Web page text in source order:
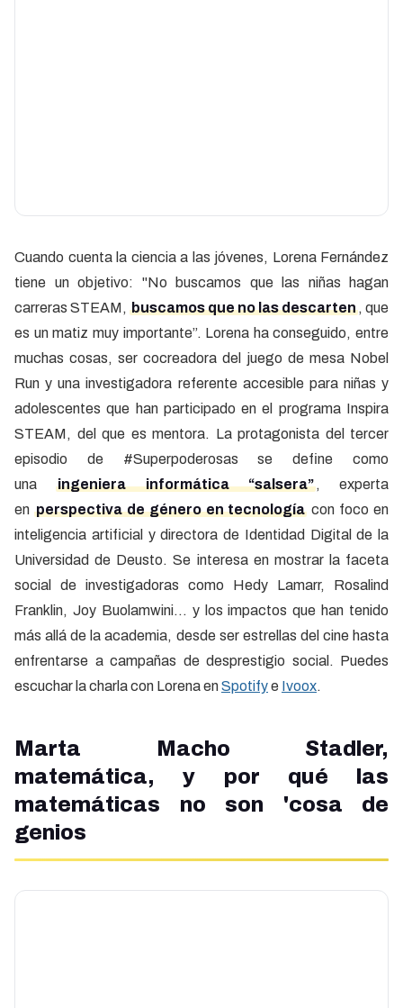
Cuando cuenta la ciencia a las jóvenes, Lorena Fernández
tiene un objetivo: "No buscamos que las niñas hagan
carreras STEAM, buscamos que no las descarten , que
es un matiz muy importante”. Lorena ha conseguido, entre
muchas cosas, ser cocreadora del juego de mesa Nobel
Run y una investigadora referente accesible para niñas y
adolescentes que han participado en el programa Inspira
STEAM, del que es mentora. La protagonista del tercer
episodio de #Superpoderosas se define como
unaingeniera informática “salsera”, experta
en perspectiva de género en tecnología con foco en
inteligencia artificial y directora de Identidad Digital de la
Universidad de Deusto. Se interesa en mostrar la faceta
social de investigadoras como Hedy Lamarr, Rosalind
Franklin, Joy Buolamwini… y los impactos que han tenido
más allá de la academia, desde ser estrellas del cine hasta
enfrentarse a campañas de desprestigio social. Puedes
escuchar la charla con Lorena enSpotifye Ivoox.
Marta Macho Stadler,
matemática, y por qué las
matemáticas no son 'cosa de
genios